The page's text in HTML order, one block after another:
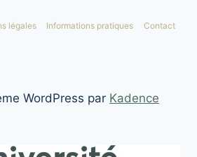
enfant
légales Informations pratiques Contact
WordPress par Kadence